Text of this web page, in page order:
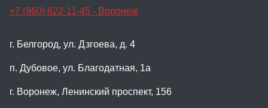
+7 (960) 622-11-45 - Воронеж
г. Белгород, ул. Дзгоева, д. 4
п. Дубовое, ул. Благодатная, 1а
г. Воронеж, Ленинский проспект, 156